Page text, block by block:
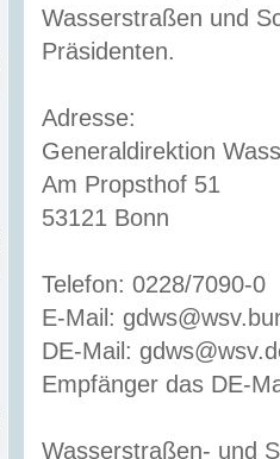
Wasserstraßen und
Präsidenten.
Adresse:
Generaldirektion
Am Propsthof 51
53121 Bonn
Telefon: 0228/7090-0
E-Mail:
DE-Mail:
Empfänger das DE-
Wasserstraßen- und